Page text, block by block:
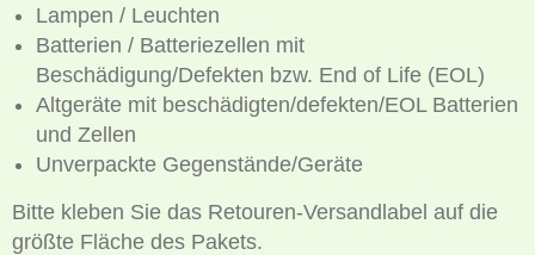
Lampen / Leuchten
Batterien / Batteriezellen mit
Beschädigung/Defekten bzw. End of Life (EOL)
Altgeräte mit beschädigten/defekten/EOL Batterien
und Zellen
Unverpackte Gegenstände/Geräte
Bitte kleben Sie das Retouren-Versandlabel auf die
größte Fläche des Pakets.